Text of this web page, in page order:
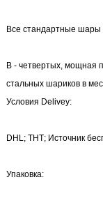
Все стандартные
В - четвертых, мощная
стальных шариков в
Условия Delivey:
DHL; ТНТ; Источник
Упаковка: